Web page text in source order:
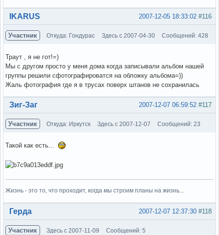
Вне форума #116
2007-12-05 18:33:02
IKARUS
Участник Откуда: Гондурас Здесь с 2007-04-30 Сообщений: 428
Траут , я не гот!=)
Мы с другом просто у меня дома когда записывали альбом нашей
группы решили сфотографироватся на обложку альбома=))
Жаль фотография где я в трусах поверх штанов не сохранилась
Вне форума #117
2007-12-07 06:59:52
Зиг-Заг
Участник Откуда: Иркутск Здесь с 2007-12-07 Сообщений: 23
Такой как есть...
Жизнь - это то, что проходит, когда мы строим планы на жизнь...
Вне форума #118
2007-12-07 12:37:30
Герда
Участник Здесь с 2007-11-09 Сообщений: 5